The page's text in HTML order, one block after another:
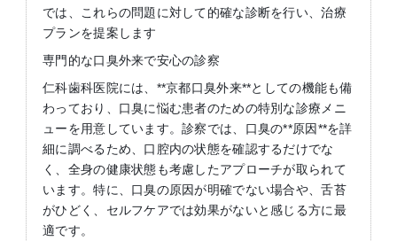
では、これらの問題に対して的確な診断を行い、治療
プランを提案します
専門的な口臭外来で安心の診察
仁科歯科医院には、**京都口臭外来**としての機能も備
わっており、口臭に悩む患者のための特別な診療メニ
ューを用意しています。診察では、口臭の**原因**を詳
細に調べるため、口腔内の状態を確認するだけでな
く、全身の健康状態も考慮したアプローチが取られて
います。特に、口臭の原因が明確でない場合や、舌苔
がひどく、セルフケアでは効果がないと感じる方に最
適です。